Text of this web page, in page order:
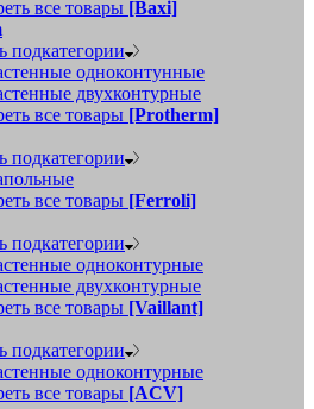
все товары [Baxi]
подкатегории
одноконтунные
двухконтурные
все товары [Protherm]
подкатегории
все товары [Ferroli]
подкатегории
одноконтурные
двухконтурные
все товары [Vaillant]
подкатегории
одноконтурные
все товары [ACV]